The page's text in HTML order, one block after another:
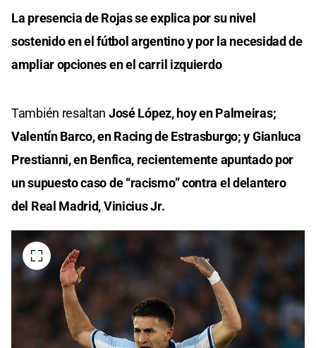
La presencia de Rojas se explica por su nivel
sostenido en el fútbol argentino y por la necesidad de
ampliar opciones en el carril izquierdo
También resaltan José López, hoy en Palmeiras;
Valentín Barco, en Racing de Estrasburgo; y Gianluca
Prestianni, en Benfica, recientemente apuntado por
un supuesto caso de “racismo” contra el delantero
del Real Madrid, Vinicius Jr.